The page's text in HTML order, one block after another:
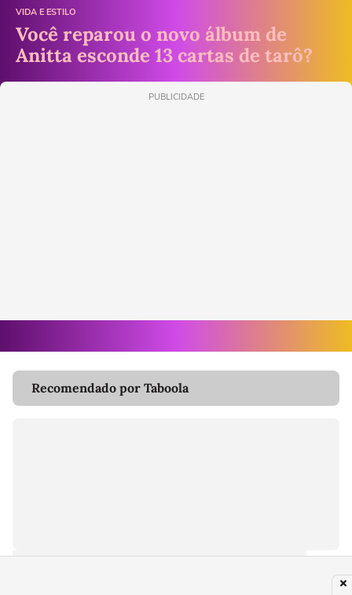
VIDA E ESTILO
Você reparou o novo álbum de
Anitta esconde 13 cartas de tarô?
PUBLICIDADE
Recomendado por Taboola